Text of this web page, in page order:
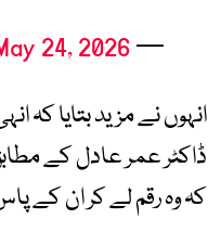
— HideSide Magazine (@hidesidewithak)
24, 2026
انہوں نے مزید بتایا کہ
کہ وہ رقم لے کر ان کے